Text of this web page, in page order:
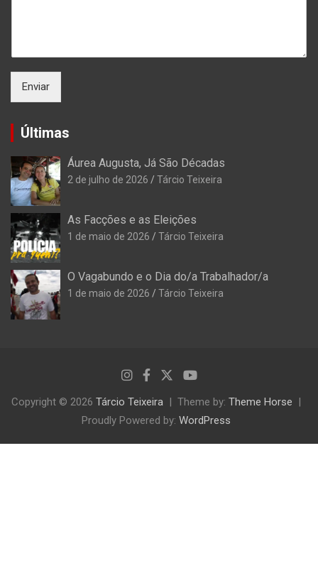
Enviar
Últimas
Áurea Augusta, Já São Décadas
2 de julho de 2026 Tárcio Teixeira
As Facções e as Eleições
1 de maio de 2026 Tárcio Teixeira
O Vagabundo e o Dia do/a Trabalhador/a
1 de maio de 2026 Tárcio Teixeira
Copyright © 2026 Tárcio Teixeira Theme by: Theme Horse
Proudly Powered by: WordPress